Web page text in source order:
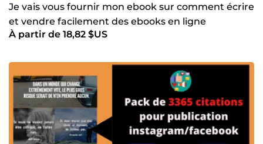
Je vais vous fournir mon ebook sur comment écrire
et vendre facilement des ebooks en ligne
À partir de 18,82 $US